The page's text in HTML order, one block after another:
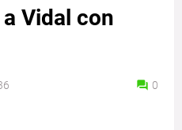
Vidal con
0